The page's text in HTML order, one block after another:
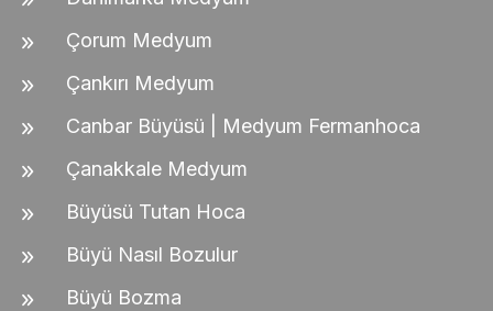
Çorum Medyum
Çankırı Medyum
Canbar Büyüsü | Medyum Fermanhoca
Çanakkale Medyum
Büyüsü Tutan Hoca
Büyü Nasıl Bozulur
Büyü Bozma